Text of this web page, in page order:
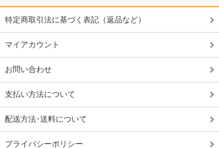
特定商取引法に基づく表記（返品など）
マイアカウント
お問い合わせ
支払い方法について
配送方法･送料について
プライバシーポリシー